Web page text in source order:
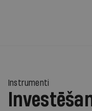
Instrumenti